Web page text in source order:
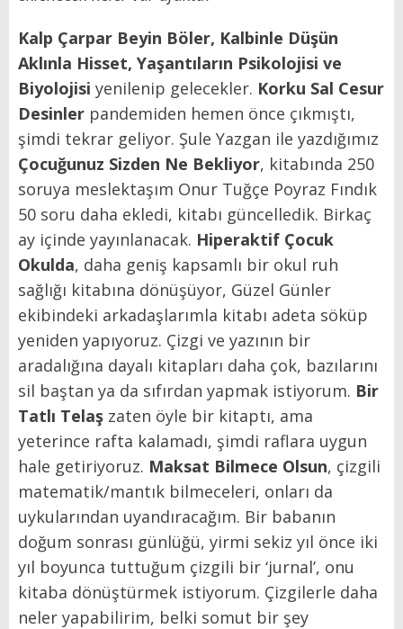
Kalp Çarpar Beyin Böler, Kalbinle Düşün
Aklınla Hisset, Yaşantıların Psikolojisi ve
Biyolojisi yenilenip gelecekler. Korku Sal Cesur
Desinler pandemiden hemen önce çıkmıştı,
şimdi tekrar geliyor. Şule Yazgan ile yazdığımız
Çocuğunuz Sizden Ne Bekliyor, kitabında 250
soruya meslektaşım Onur Tuğçe Poyraz Fındık
50 soru daha ekledi, kitabı güncelledik. Birkaç
ay içinde yayınlanacak. Hiperaktif Çocuk
Okulda, daha geniş kapsamlı bir okul ruh
sağlığı kitabına dönüşüyor, Güzel Günler
ekibindeki arkadaşlarımla kitabı adeta söküp
yeniden yapıyoruz. Çizgi ve yazının bir
aradalığına dayalı kitapları daha çok, bazılarını
sil baştan ya da sıfırdan yapmak istiyorum. Bir
Tatlı Telaş zaten öyle bir kitaptı, ama
yeterince rafta kalamadı, şimdi raflara uygun
hale getiriyoruz. Maksat Bilmece Olsun, çizgili
matematik/mantık bilmeceleri, onları da
uykularından uyandıracağım. Bir babanın
doğum sonrası günlüğü, yirmi sekiz yıl önce iki
yıl boyunca tuttuğum çizgili bir ‘jurnal’, onu
kitaba dönüştürmek istiyorum. Çizgilerle daha
neler yapabilirim, belki somut bir şey